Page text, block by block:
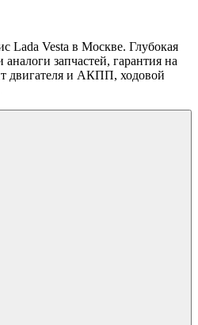
Lada Vesta в Москве. Глубокая
запчастей, гарантия на
двигателя и АКПП, ходовой